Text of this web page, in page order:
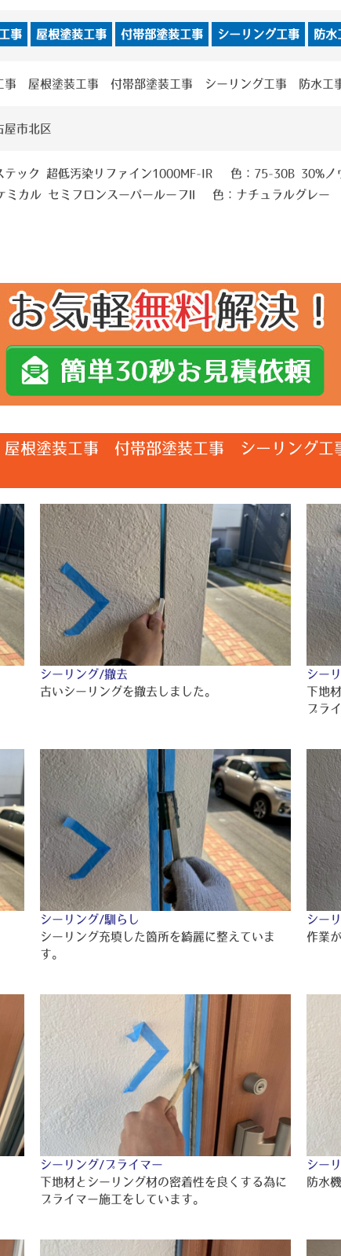
事 屋根塗装工事 付帯部塗装工事 シーリング工事 防水
事 屋根塗装工事 付帯部塗装工事 シーリング工事 防水工
屋市北区
テック 超低汚染リファイン1000MF-IR 色：75-30B 30%ノ
ミカル セミフロンスーパールーフⅡ 色：ナチュラルグレー
根塗装工事 付帯部塗装工事 シーリング
シーリング/撤去
古いシーリングを撤去しました。
シー
下地
プラ
シーリング/馴らし
シーリング充填した箇所を綺麗に整えていま
す。
シー
作業
シーリング/プライマー
下地材とシーリング材の密着性を良くする為に
プライマー施工をしています。
シー
防水